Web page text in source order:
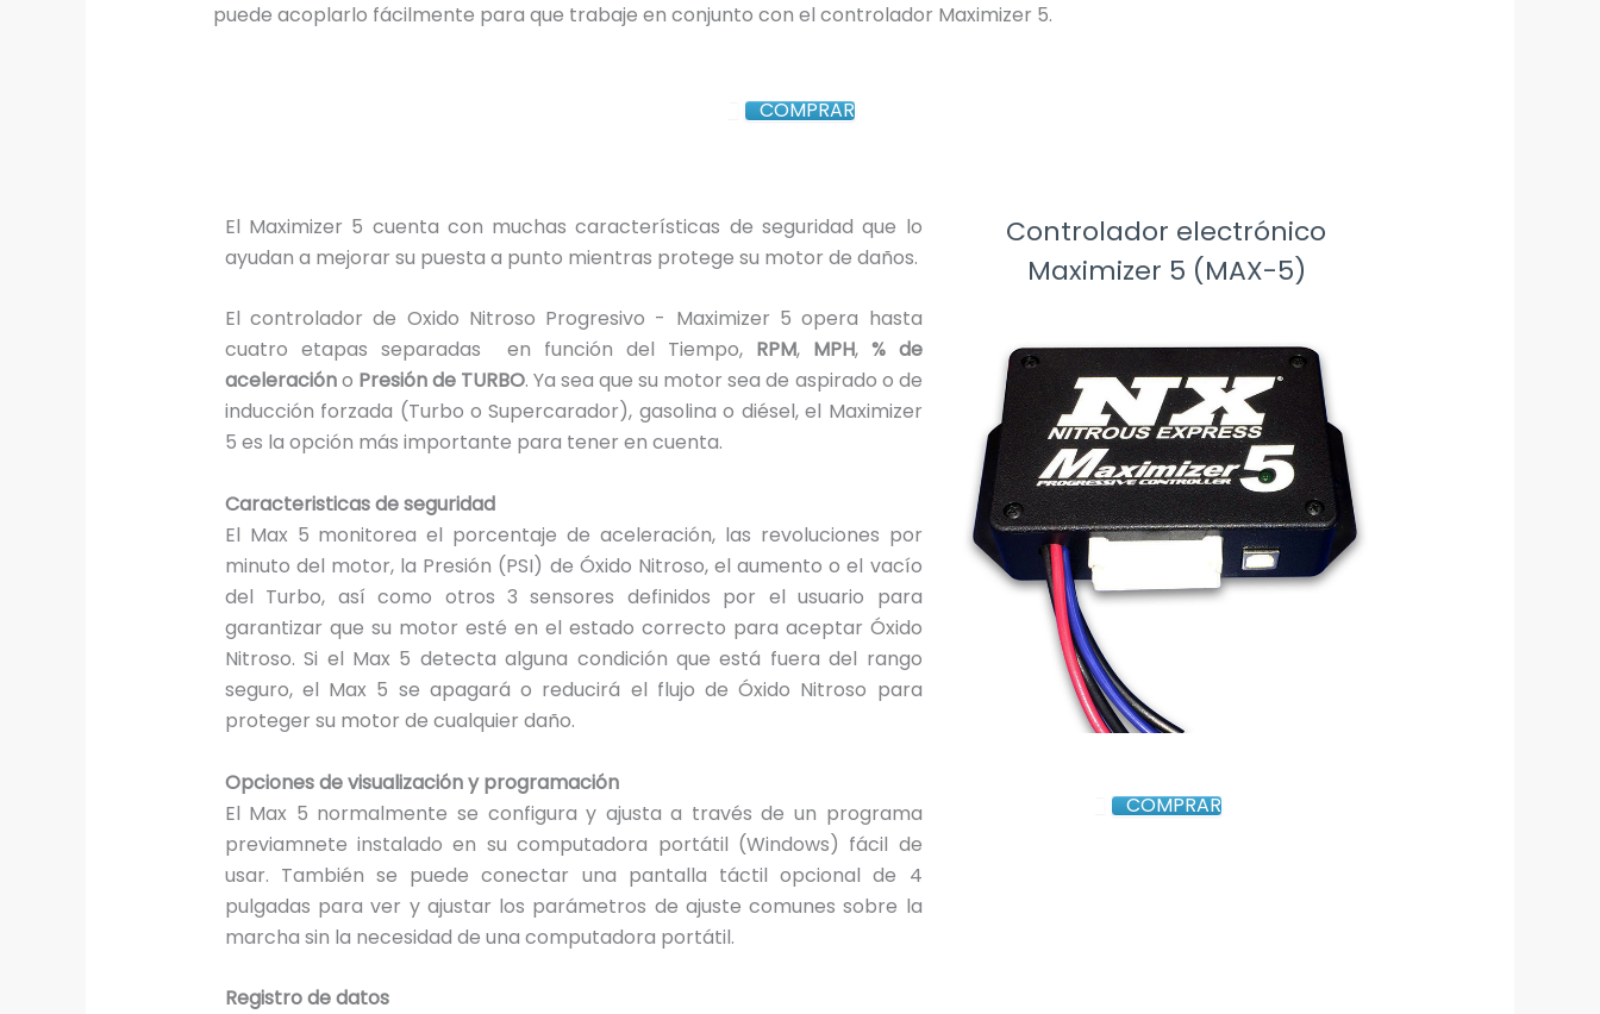
puede acoplarlo fácilmente para que trabaje en conjunto con el controlador Maximizer 5.
COMPRAR
El Maximizer 5 cuenta con muchas características de seguridad que lo
ayudan a mejorar su puesta a punto mientras protege su motor de daños.
El controlador de Oxido Nitroso Progresivo - Maximizer 5 opera hasta
cuatro etapas separadas en función del Tiempo, RPM, MPH, % de
aceleracióno Presión de TURBO. Ya sea que su motor sea de aspirado o de
inducción forzada (Turbo o Supercarador), gasolina o diésel, el Maximizer
5 es la opción más importante para tener en cuenta.
Caracteristicas de seguridad
El Max 5 monitorea el porcentaje de aceleración, las revoluciones por
minuto del motor, la Presión (PSI) de Óxido Nitroso, el aumento o el vacío
del Turbo, así como otros 3 sensores definidos por el usuario para
garantizar que su motor esté en el estado correcto para aceptar Óxido
Nitroso. Si el Max 5 detecta alguna condición que está fuera del rango
seguro, el Max 5 se apagará o reducirá el flujo de Óxido Nitroso para
proteger su motor de cualquier daño.
Opciones de visualización y programación
El Max 5 normalmente se configura y ajusta a través de un programa
previamnete instalado en su computadora portátil (Windows) fácil de
usar. También se puede conectar una pantalla táctil opcional de 4
pulgadas para ver y ajustar los parámetros de ajuste comunes sobre la
marcha sin la necesidad de una computadora portátil.
Registro de datos
Controlador electrónico
Maximizer 5 (MAX-5)
COMPRAR